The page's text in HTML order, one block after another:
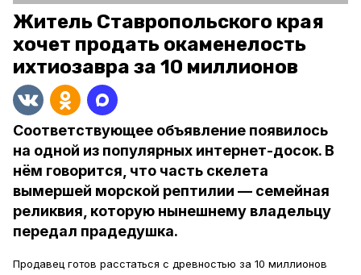
Житель Ставропольского края
хочет продать окаменелость
ихтиозавра за 10 миллионов
Соответствующее объявление появилось
на одной из популярных интернет-досок. В
нём говорится, что часть скелета
вымершей морской рептилии — семейная
реликвия, которую нынешнему владельцу
передал прадедушка.
Продавец готов расстаться с древностью за 10 миллионов